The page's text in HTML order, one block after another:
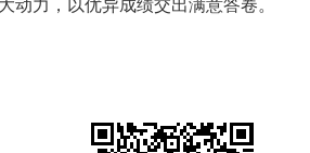
动力，以优异成绩交出满意答卷。